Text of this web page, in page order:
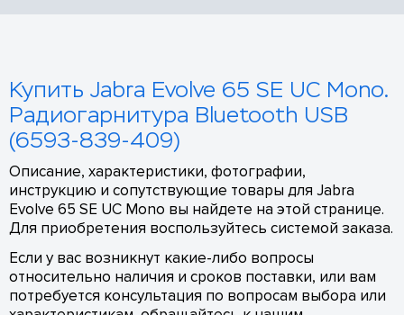
Купить Jabra Evolve 65 SE UC Mono.
Радиогарнитура Bluetooth USB
(6593-839-409)
Описание, характеристики, фотографии,
инструкцию и сопутствующие товары для Jabra
Evolve 65 SE UC Mono вы найдете на этой странице.
Для приобретения воспользуйтесь системой заказа.
Если у вас возникнут какие-либо вопросы
относительно наличия и сроков поставки, или вам
потребуется консультация по вопросам выбора или